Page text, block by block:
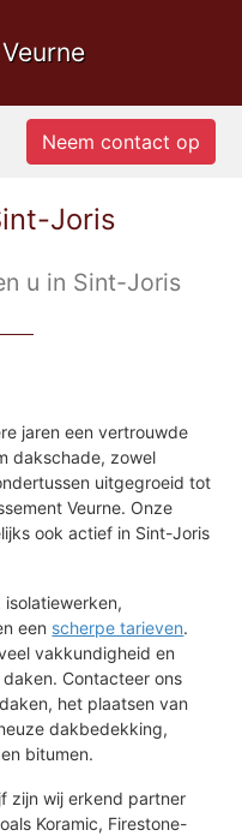
Neem contact op
Joris
u in Sint-Joris
jaren een vertrouwde
dakschade, zowel
uitgegroeid tot
Veurne. Onze
ook actief in Sint-Joris
een scherpe tarieven.
vakkundigheid en
Contacteer ons
het plaatsen van
dakbedekking,
bitumen.
zijn wij erkend partner
Koramic, Firestone-